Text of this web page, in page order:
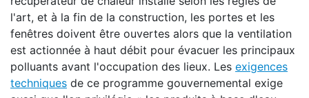
l'art, et à la fin de la construction, les portes et les
fenêtres doivent être ouvertes alors que la ventilation
est actionnée à haut débit pour évacuer les principaux
polluants avant l'occupation des lieux. Les exigences
techniques de ce programme gouvernemental exige